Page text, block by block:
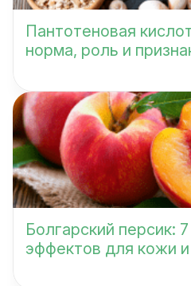
Пантотеновая
норма, роль и
Болгарский персик:
эффектов для кожи